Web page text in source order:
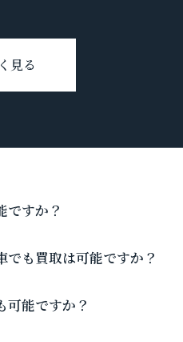
見る
ですか？
でも買取は可能ですか？
可能ですか？